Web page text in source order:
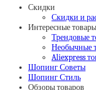
Скидки
Скидки и
Интересные товары
Трендовые
Необычные
Aliexpress
Шопинг Советы
Шопинг Стиль
Обзоры товаров